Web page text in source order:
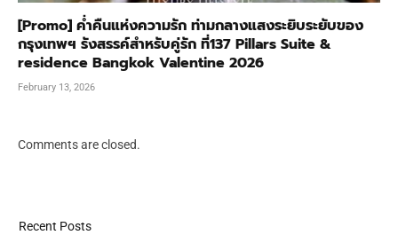
[Promo] ค่ำคืนแห่งความรัก ท่ามกลางแสงระยิบระยับของ
กรุงเทพฯ รังสรรค์สำหรับคู่รัก ที่137 Pillars Suite &
residence Bangkok Valentine 2026
February 13, 2026
Comments are closed.
Recent Posts